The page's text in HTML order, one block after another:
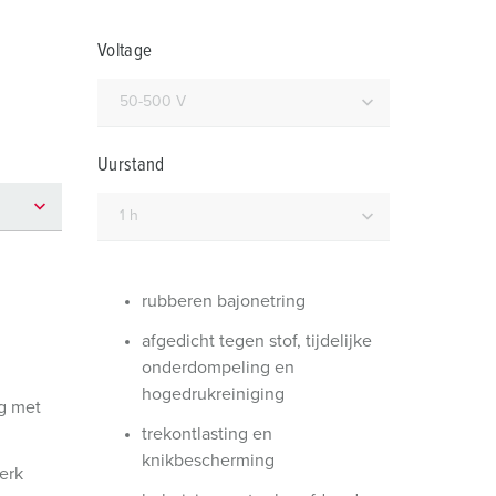
containers
volgens de norm voor defensiematerieel
Voltage
Uurstand
met
rubberen bajonetring
afgedicht tegen stof, tijdelijke
onderdompeling en
hogedrukreiniging
trekontlasting en
knikbescherming